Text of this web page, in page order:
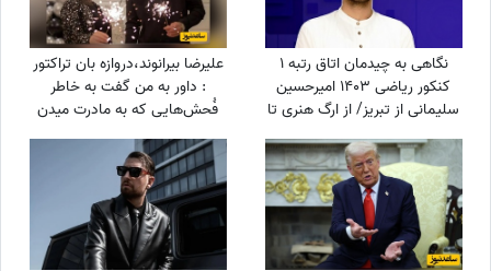
نگاهی به چیدمان اتاق رتبه 1
کنکور ریاضی 1403 امیرحسین
سلیمانی از تبریز/ از ارگ هنری تا
نشد یک ریاضیدان، ماشین
حساب ساده
علیرضا بیرانوند،دروازه بان تراکتور
: داور به من گفت به خاطر
فُحش‌هایی که به مادرت میدن
بهت کارت نمیدم!/ ما حواله
ماشین نگرفتیم